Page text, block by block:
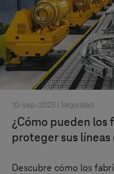
10-sep.-2025 | Seguridad
¿Cómo pueden los
proteger sus
Descubre cómo los